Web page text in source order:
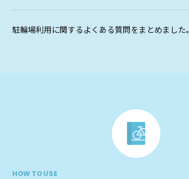
駐輪場利用に関するよくある質問をまとめました。
HOW TO USE